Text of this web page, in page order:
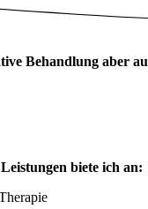
Behandlung aber
biete ich an: